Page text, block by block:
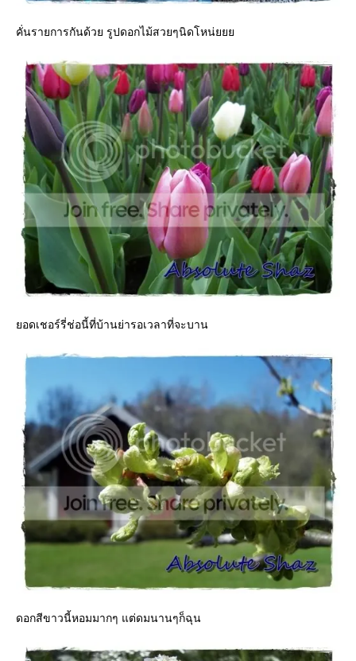
คั่นรายการกันด้วย รูปดอกไม้สวยๆนิดโหน่
อดเชอร์รี่ช่อนี้ที่บ้านย่ารอเวลาที่จะบาน
ดอกสีขาวนี้หอมมากๆ แต่ดมนานๆก็ฉุน